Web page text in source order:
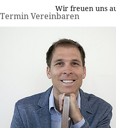
Wir freuen uns
Termin Vereinbaren